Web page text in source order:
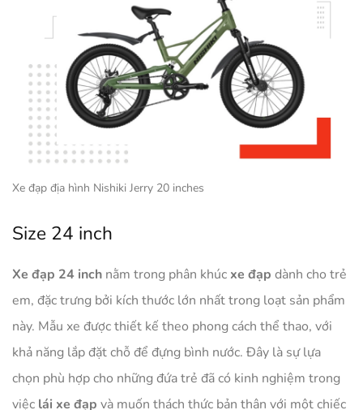
Xe đạp địa hình Nishiki Jerry 20 inches
Size 24 inch
Xe đạp 24 inch nằm trong phân khúc xe đạp dành cho trẻ
em, đặc trưng bởi kích thước lớn nhất trong loạt sản phẩm
này. Mẫu xe được thiết kế theo phong cách thể thao, với
khả năng lắp đặt chỗ để đựng bình nước. Đây là sự lựa
chọn phù hợp cho những đứa trẻ đã có kinh nghiệm trong
việc lái xe đạp và muốn thách thức bản thân với một chiếc